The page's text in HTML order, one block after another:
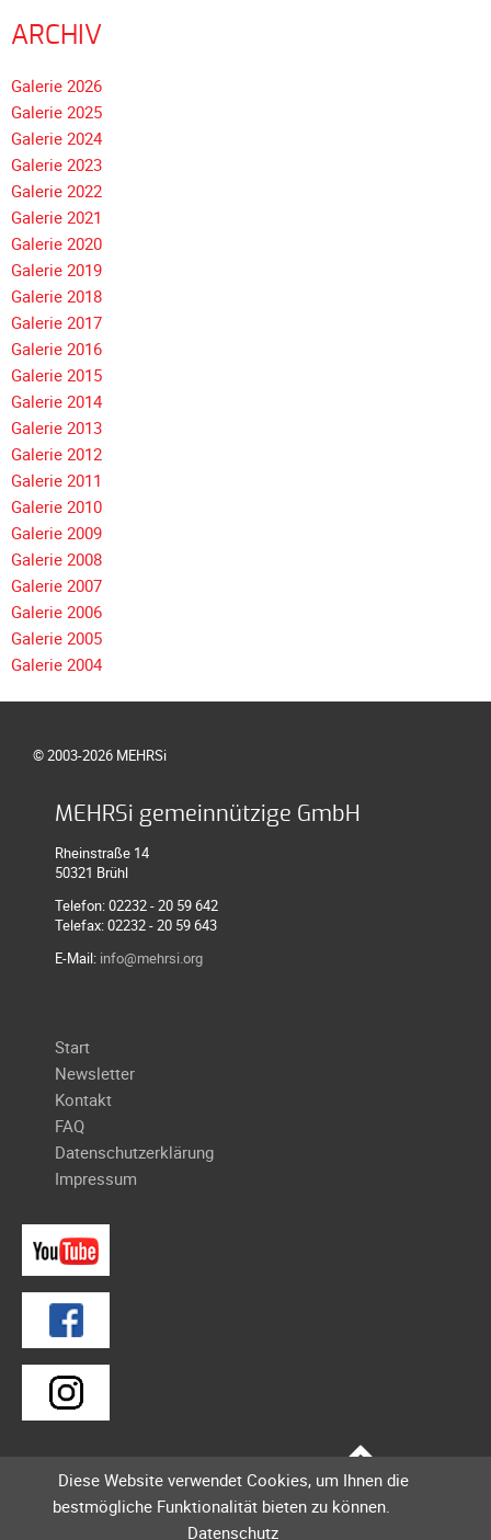
ARCHIV
Navigation
überspringen
Galerie 2026
Galerie 2025
Galerie 2024
Galerie 2023
Galerie 2022
Galerie 2021
Galerie 2020
Galerie 2019
Galerie 2018
Galerie 2017
Galerie 2016
Galerie 2015
Galerie 2014
Galerie 2013
Galerie 2012
Galerie 2011
Galerie 2010
Galerie 2009
Galerie 2008
Galerie 2007
Galerie 2006
Galerie 2005
Galerie 2004
© 2003-2026 MEHRSi
MEHRSi gemeinnützige GmbH
Rheinstraße 14
50321 Brühl
Telefon: 02232 - 20 59 642
Telefax: 02232 - 20 59 643
E-Mail: info@mehrsi.org
Navigation
überspringen
Start
Newsletter
Kontakt
FAQ
Datenschutzerklärung
Impressum
Diese Website verwendet Cookies, um Ihnen die
bestmögliche Funktionalität bieten zu können.
Datenschutz